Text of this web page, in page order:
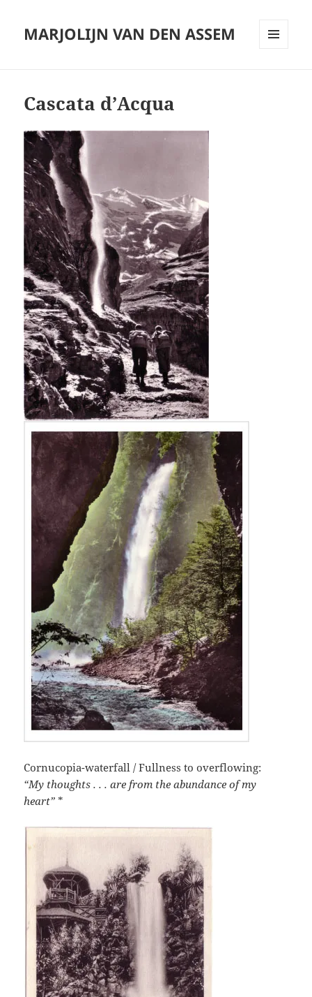
MARJOLIJN VAN DEN ASSEM
Cascata d’Acqua
Cornucopia-waterfall / Fullness to overflowing:
“My thoughts . . . are from the abundance of my
heart” *